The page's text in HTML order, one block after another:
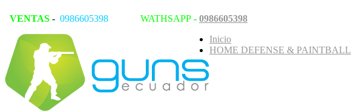
VENTAS - 0986605398 WATHSAPP - 0986605398
Inicio
HOME DEFENSE & PAINTBALL